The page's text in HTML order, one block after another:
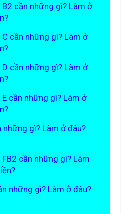
cần những gì? Làm ở
cần những gì? Làm ở
cần những gì? Làm ở
cần những gì? Làm ở
những gì? Làm ở đâu?
cần những gì? Làm
những gì? Làm ở đâu?